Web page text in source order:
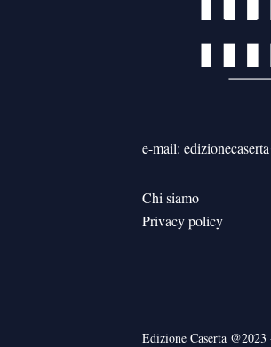
e-mail:
Chi siamo
Privacy policy
Edizione Caserta